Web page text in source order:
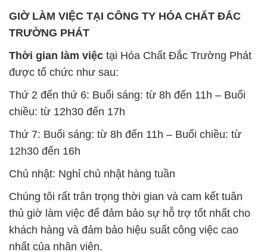
ĐỊA CHỈ: 1229C Quốc lộ 1A, Phường Bình Trị
Đông B, Quận Bình Tân, Sài Gòn TP. Hồ Chí
Minh
SẢN PHẨM TƯƠNG TỰ